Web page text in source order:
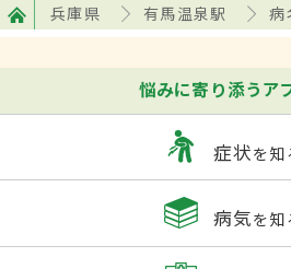
兵庫県 有馬温泉駅 病
悩みに寄り添うア
症状を知
病気を知